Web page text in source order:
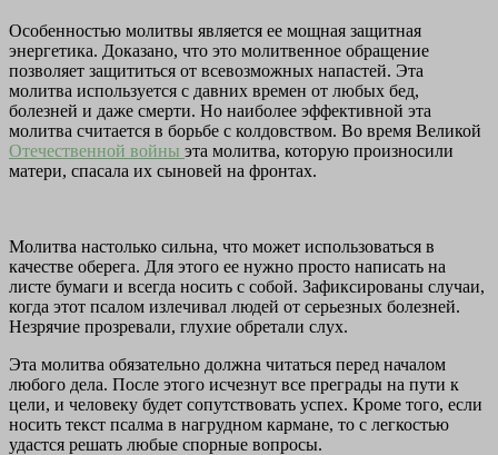
Особенностью молитвы является ее мощная защитная
энергетика. Доказано, что это молитвенное обращение
позволяет защититься от всевозможных напастей. Эта
молитва используется с давних времен от любых бед,
болезней и даже смерти. Но наиболее эффективной эта
молитва считается в борьбе с колдовством. Во время Великой
Отечественной войны эта молитва, которую произносили
матери, спасала их сыновей на фронтах.
Молитва настолько сильна, что может использоваться в
качестве оберега. Для этого ее нужно просто написать на
листе бумаги и всегда носить с собой. Зафиксированы случаи,
когда этот псалом излечивал людей от серьезных болезней.
Незрячие прозревали, глухие обретали слух.
Эта молитва обязательно должна читаться перед началом
любого дела. После этого исчезнут все преграды на пути к
цели, и человеку будет сопутствовать успех. Кроме того, если
носить текст псалма в нагрудном кармане, то с легкостью
удастся решать любые спорные вопросы.